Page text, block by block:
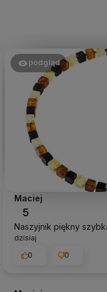
podgląd
Maciej
5
Naszyjnik piękny
dzisiaj
0
0